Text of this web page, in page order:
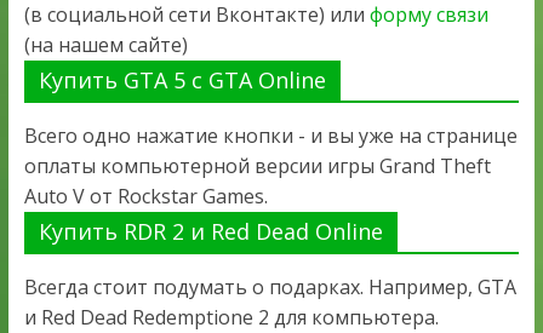
(в социальной сети Вконтакте) или форму связи
(на нашем сайте)
Купить GTA 5 с GTA Online
Всего одно нажатие кнопки - и вы уже на странице
оплаты компьютерной версии игры Grand Theft
Auto V от Rockstar Games.
Купить RDR 2 и Red Dead Online
Всегда стоит подумать о подарках. Например, GTA
и Red Dead Redemptione 2 для компьютера.